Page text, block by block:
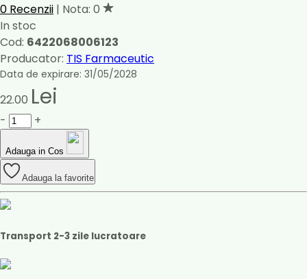
0 Recenzii | Nota: 0
In stoc
Cod: 6422068006123
Producator: TIS Farmaceutic
Data de expirare: 31/05/2028
22.00 Lei
- +
Adauga in Cos
Adauga la favorite
Transport 2-3 zile lucratoare